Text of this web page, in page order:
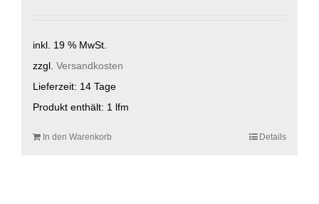
inkl. 19 % MwSt.
zzgl. Versandkosten
Lieferzeit: 14 Tage
Produkt enthält: 1 lfm
In den Warenkorb Details